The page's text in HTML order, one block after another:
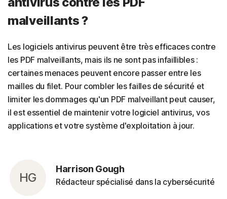
malveillants ?
Les logiciels antivirus peuvent être très efficaces contre
les PDF malveillants, mais ils ne sont pas infaillibles :
certaines menaces peuvent encore passer entre les
mailles du filet. Pour combler les failles de sécurité et
limiter les dommages qu'un PDF malveillant peut causer,
il est essentiel de maintenir votre logiciel antivirus, vos
applications et votre système d'exploitation à jour.
HG
Harrison Gough
Rédacteur spécialisé dans la cybersécurité